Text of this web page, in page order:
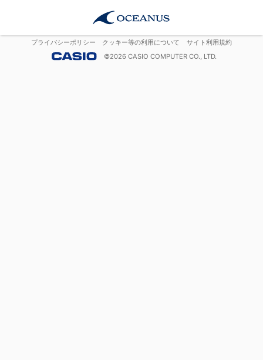
プライバシーポリシー クッキー等の利用について
サイト利用規約
©2026 CASIO COMPUTER CO., LTD.